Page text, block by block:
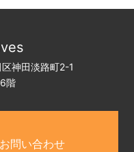
神田淡路町2-1
階
問い合わせ